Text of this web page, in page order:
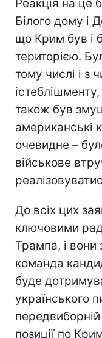
Реакція на це
Білого дому і
що Крим був і
територією.
тому числі і з
також був
американські
очевидне –
військове
До всіх цих
ключовими
Трампа, і
команда
буде
українського
позиції по